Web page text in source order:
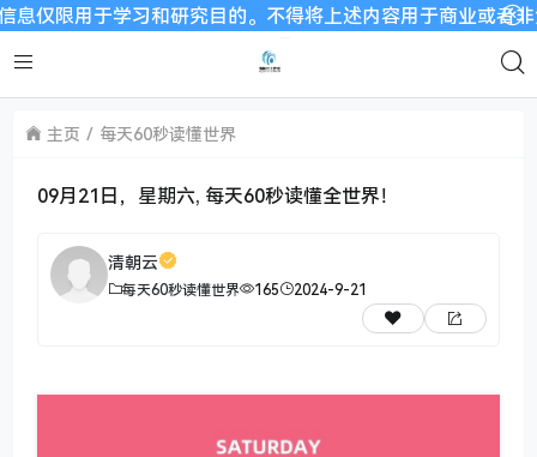
用于学习和研究目的。不得将上述内容用于商业或者非法
主页 每天60秒读懂世界
09月21日，星期六, 每天60秒读懂全世界！
清朝云
每天60秒读懂世界 165 2024-9-21